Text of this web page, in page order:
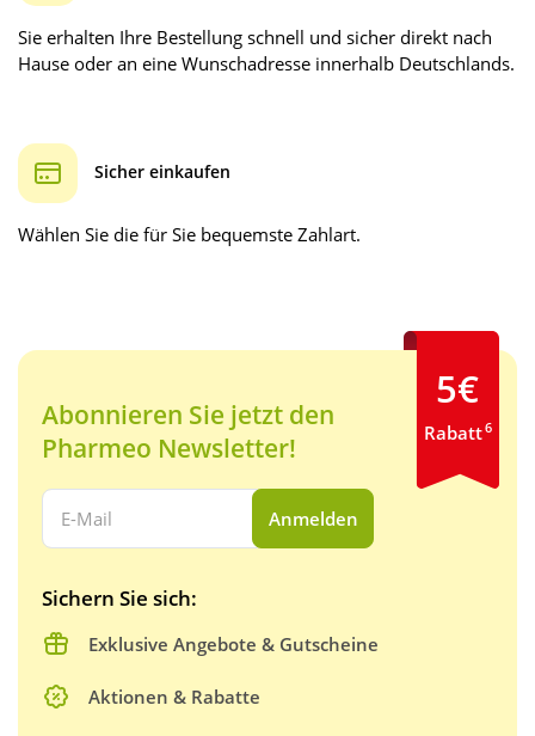
Sie erhalten Ihre Bestellung schnell und sicher direkt nach
Hause oder an eine Wunschadresse innerhalb Deutschlands.
Sicher einkaufen
Wählen Sie die für Sie bequemste Zahlart.
Abonnieren Sie jetzt den
Pharmeo Newsletter!
Ihre E-Mail Adresse:
Anmelden
Sichern Sie sich:
Exklusive Angebote & Gutscheine
Aktionen & Rabatte
5€
Rabatt6